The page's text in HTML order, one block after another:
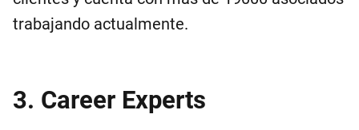
trabajando actualmente.
3. Career Experts